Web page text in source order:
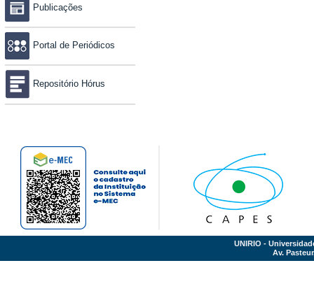
Publicações
Portal de Periódicos
Repositório Hórus
UNIRIO -
Av.